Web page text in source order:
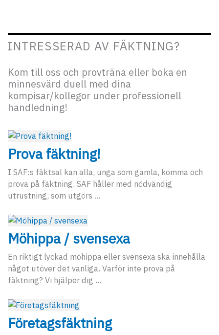
INTRESSERAD AV FÄKTNING?
Kom till oss och provträna eller boka en
minnesvärd duell med dina
kompisar/kollegor under professionell
handledning!
Prova fäktning!
I SAF:s fäktsal kan alla, unga som gamla, komma och
prova på fäktning. SAF håller med nödvändig
utrustning, som utgörs ...
Möhippa / svensexa
En riktigt lyckad möhippa eller svensexa ska innehålla
något utöver det vanliga. Varför inte prova på
fäktning? Vi hjälper dig ...
Företagsfäktning